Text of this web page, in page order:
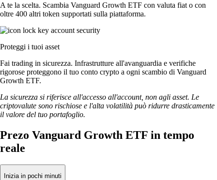
A te la scelta. Scambia Vanguard Growth ETF con valuta fiat o con
oltre 400 altri token supportati sulla piattaforma.
Proteggi i tuoi asset
Fai trading in sicurezza. Infrastrutture all'avanguardia e verifiche
rigorose proteggono il tuo conto crypto a ogni scambio di Vanguard
Growth ETF.
La sicurezza si riferisce all'accesso all'account, non agli asset. Le
criptovalute sono rischiose e l'alta volatilità può ridurre drasticamente
il valore del tuo portafoglio.
Prezo Vanguard Growth ETF in tempo
reale
Inizia in pochi minuti